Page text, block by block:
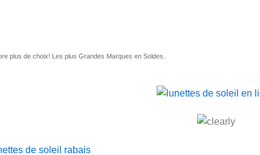
plus de choix! Les plus Grandes Marques en Soldes.